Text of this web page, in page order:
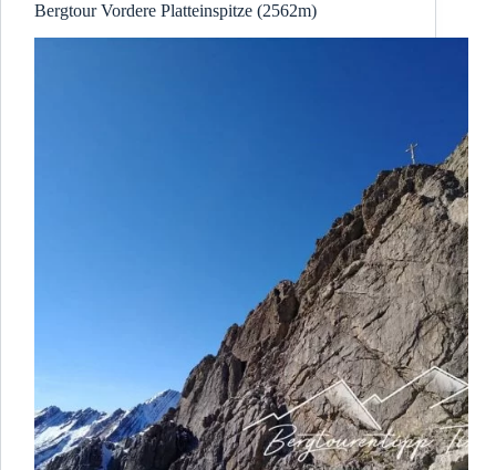
Bergtour Vordere Platteinspitze (2562m)